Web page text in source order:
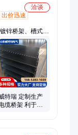
洽谈
出价迅速
锌桥架、槽式桥
特瑞 定制生产
缆桥架 利于检